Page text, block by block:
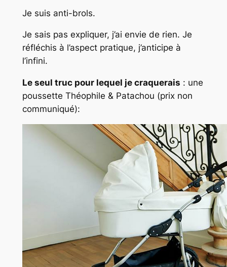
Je suis anti-brols.
Je sais pas expliquer, j’ai envie de rien. Je
réfléchis à l’aspect pratique, j’anticipe à
l’infini.
Le seul truc pour lequel je craquerais : une
poussette Théophile & Patachou (prix non
communiqué):